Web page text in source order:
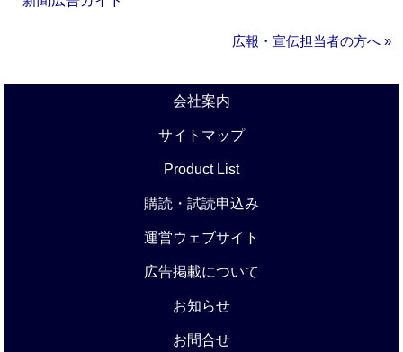
広報・宣伝担当者の方へ »
会社案内
サイトマップ
Product List
購読・試読申込み
運営ウェブサイト
広告掲載について
お知らせ
お問合せ